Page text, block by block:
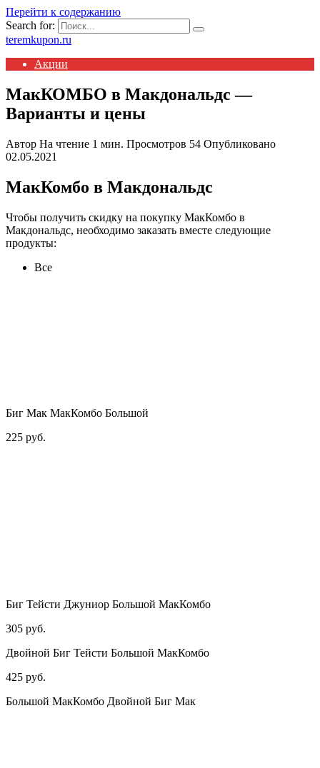
Перейти к содержанию
Search for:
teremkupon.ru
Акции
МакКОМБО в Макдональдс —
Варианты и цены
Автор На чтение 1 мин. Просмотров 54 Опубликовано
02.05.2021
МакКомбо в Макдональдс
Чтобы получить скидку на покупку МакКомбо в
Макдональдс, необходимо заказать вместе следующие
продукты:
Все
Биг Мак МакКомбо Большой
225 руб.
Биг Тейсти Джуниор Большой МакКомбо
305 руб.
Двойной Биг Тейсти Большой МакКомбо
425 руб.
Большой МакКомбо Двойной Биг Мак